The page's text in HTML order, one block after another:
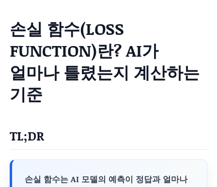
손실 함수(LOSS
FUNCTION)란? AI가
얼마나 틀렸는지 계산하는
기준
TL;DR
손실 함수는 AI 모델의 예측이 정답과 얼마나